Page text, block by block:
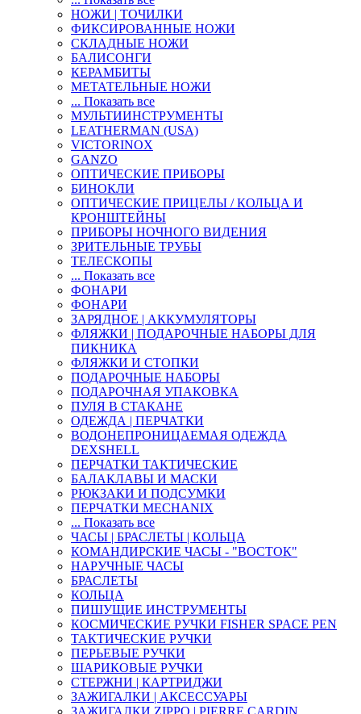
НОЖИ | ТОЧИЛКИ
ФИКСИРОВАННЫЕ НОЖИ
СКЛАДНЫЕ НОЖИ
БАЛИСОНГИ
КЕРАМБИТЫ
МЕТАТЕЛЬНЫЕ НОЖИ
... Показать все
МУЛЬТИИНСТРУМЕНТЫ
LEATHERMAN (USA)
VICTORINOX
GANZO
ОПТИЧЕСКИЕ ПРИБОРЫ
БИНОКЛИ
ОПТИЧЕСКИЕ ПРИЦЕЛЫ / КОЛЬЦА И
КРОНШТЕЙНЫ
ПРИБОРЫ НОЧНОГО ВИДЕНИЯ
ЗРИТЕЛЬНЫЕ ТРУБЫ
ТЕЛЕСКОПЫ
... Показать все
ФОНАРИ
ФОНАРИ
ЗАРЯДНОЕ | АККУМУЛЯТОРЫ
ФЛЯЖКИ | ПОДАРОЧНЫЕ НАБОРЫ ДЛЯ
ПИКНИКА
ФЛЯЖКИ И СТОПКИ
ПОДАРОЧНЫЕ НАБОРЫ
ПОДАРОЧНАЯ УПАКОВКА
ПУЛЯ В СТАКАНЕ
ОДЕЖДА | ПЕРЧАТКИ
ВОДОНЕПРОНИЦАЕМАЯ ОДЕЖДА
DEXSHELL
ПЕРЧАТКИ ТАКТИЧЕСКИЕ
БАЛАКЛАВЫ И МАСКИ
РЮКЗАКИ И ПОДСУМКИ
ПЕРЧАТКИ MECHANIX
... Показать все
ЧАСЫ | БРАСЛЕТЫ | КОЛЬЦА
КОМАНДИРСКИЕ ЧАСЫ - "ВОСТОК"
НАРУЧНЫЕ ЧАСЫ
БРАСЛЕТЫ
КОЛЬЦА
ПИШУЩИЕ ИНСТРУМЕНТЫ
КОСМИЧЕСКИЕ РУЧКИ FISHER SPACE PEN
ТАКТИЧЕСКИЕ РУЧКИ
ПЕРЬЕВЫЕ РУЧКИ
ШАРИКОВЫЕ РУЧКИ
СТЕРЖНИ | КАРТРИДЖИ
ЗАЖИГАЛКИ | АКСЕССУАРЫ
ЗАЖИГАЛКИ ZIPPO | PIERRE CARDIN